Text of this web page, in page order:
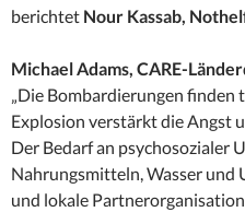
berichtet Nour Kassab,
Michael Adams, CARE-
„Die Bombardierungen finden
Explosion verstärkt die Angst
Der Bedarf an psychosozialer
Nahrungsmitteln, Wasser und
und lokale